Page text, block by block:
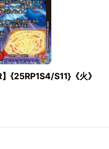
{25RP1S4/S11}《火》